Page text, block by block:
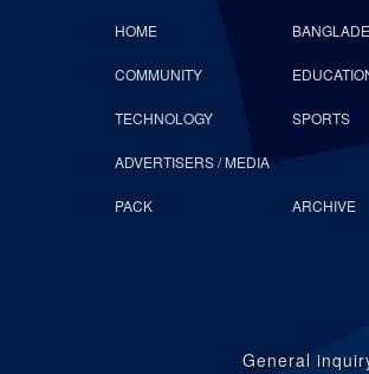
HOME
COMMUNITY
TECHNOLOGY SPORTS
ADVERTISERS / MEDIA
PACK ARCHIVE
General